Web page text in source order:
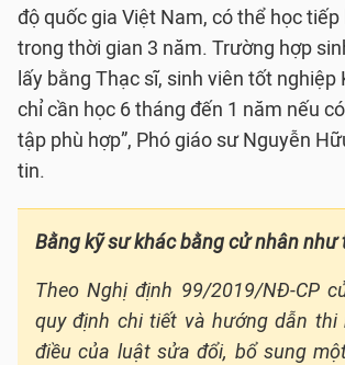
độ quốc gia Việt Nam, có thể học
trong thời gian 3 năm. Trường hợp
lấy bằng Thạc sĩ, sinh viên tốt nghiệp
chỉ cần học 6 tháng đến 1 năm nếu
tập phù hợp”, Phó giáo sư Nguyễn
tin.
Bằng kỹ sư khác bằng cử nhân như
Theo Nghị định 99/2019/NĐ-CP
quy định chi tiết và hướng dẫn thi
điều của luật sửa đổi, bổ sung